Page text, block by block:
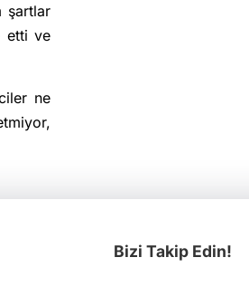
şartlar
etti ve
ne
Bizi Takip Edin!